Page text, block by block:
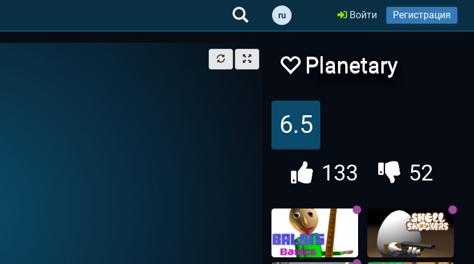
ru Войти Регистрация
Planetary
Defense io |
Защита
Земли ио
6.5
133 52